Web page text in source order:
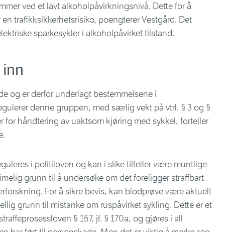
ved et lavt alkoholpåvirkningsnivå. Dette for å
trafikksikkerhetsrisiko, poengterer Vestgård. Det
sparkesykler i alkoholpåvirket tilstand.
og er derfor underlagt bestemmelsene i
denne gruppen, med særlig vekt på vtrl. § 3 og §
for håndtering av uaktsom kjøring med sykkel, forteller
i politiloven og kan i slike tilfeller være muntlige
grunn til å undersøke om det foreligger straffbart
For å sikre bevis, kan blodprøve være aktuelt
grunn til mistanke om ruspåvirket sykling. Dette er et
§ 157, jf. § 170a, og gjøres i all